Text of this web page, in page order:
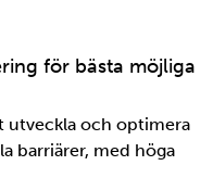
är det …
för bästa möjliga
utveckla och optimera
barriärer, med höga